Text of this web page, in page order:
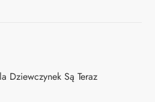
Dziewczynek Są Teraz